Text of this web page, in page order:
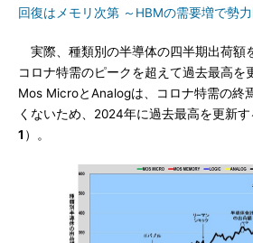
回復はメモリ次第 ～HBMの需要増で勢
実際、種類別の半導体の四半期出荷額
コロナ特需のピークを超えて過去最高を
Mos MicroとAnalogは、コロナ特需の終
くないため、2024年に過去最高を更新
1 ）。